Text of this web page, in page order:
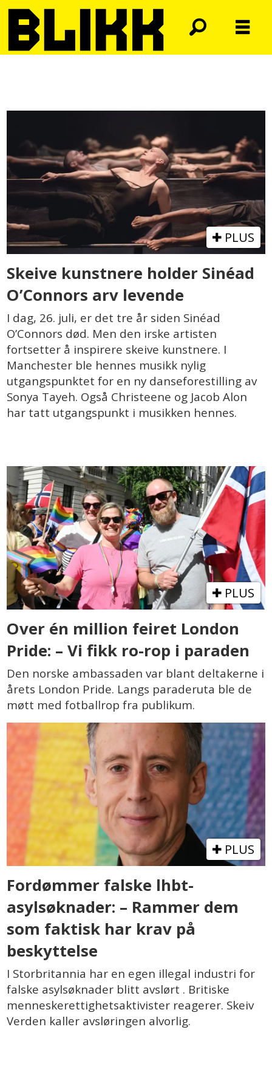
england
PLUS
Skeive kunstnere holder Sinéad
O’Connors arv levende
I dag, 26. juli, er det tre år siden Sinéad
O’Connors død. Men den irske artisten
fortsetter å inspirere skeive kunstnere. I
Manchester ble hennes musikk nylig
utgangspunktet for en ny danseforestilling av
Sonya Tayeh. Også Christeene og Jacob Alon
har tatt utgangspunkt i musikken hennes.
PLUS
Over én million feiret London
Pride: – Vi fikk ro-rop i paraden
Den norske ambassaden var blant deltakerne i
årets London Pride. Langs paraderuta ble de
møtt med fotballrop fra publikum.
PLUS
Fordømmer falske lhbt-
asylsøknader: – Rammer dem
som faktisk har krav på
beskyttelse
I Storbritannia har en egen illegal industri for
falske asylsøknader blitt avslørt . Britiske
menneskerettighetsaktivister reagerer. Skeiv
Verden kaller avsløringen alvorlig.